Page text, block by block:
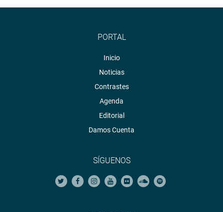
PORTAL
Inicio
Noticias
Contrastes
Agenda
Editorial
Damos Cuenta
SÍGUENOS